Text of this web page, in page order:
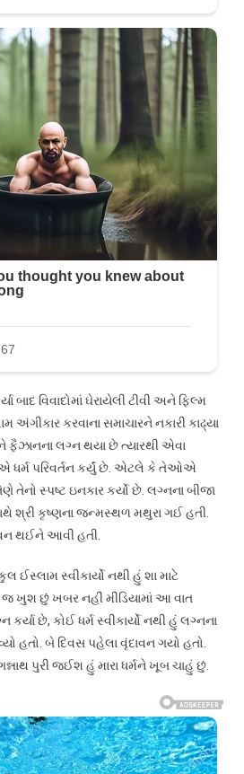
બાદ વિવાદોમાં ઘેરાયેલી ટીવી અને ફિલ્મ
અંગીકાર કરવાના સમાચારને નકારી કાઢ્યા
ફૈઝાનના લગ્ન થયા છે ત્યારથી એવા
ધર્મ પરિવર્તન કર્યું છે. એટલે કે તેઓએ
તેનો સ્પષ્ટ ઇનકાર કર્યો છે. લગ્નના બીજા
શ્રી કૃષ્ણના જન્મસ્થળ મથુરા ગઈ હતી.
થઈને આવી હતી.
ઈસ્લામ સ્વીકાર્યો નથી હું શા માટે
જ ખુશ છું ખબર નહીં મીડિયામાં આ વાત
છે, કોઈ ધર્મ સ્વીકાર્યો નથી હું લગ્નના
હતો. બે દિવસ પહેલા વૃંદાવન ગયો હતો.
પુરી જઈશ હું મારા ધર્મને ખૂબ ચાહું છું.